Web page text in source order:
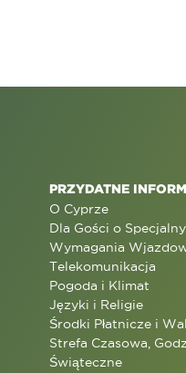
PRZYDATNE
O Cyprze
Dla Gości o
Wymagania
Telekomunikacja
Pogoda i Klimat
Języki i Religie
Środki Płatnicze i
Strefa Czasowa,
Świąteczne